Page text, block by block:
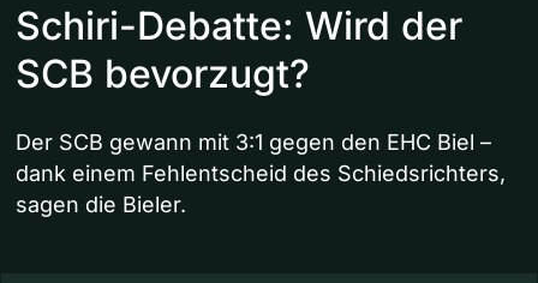
Schiri-Debatte: Wird der
SCB bevorzugt?
Der SCB gewann mit 3:1 gegen den EHC Biel –
dank einem Fehlentscheid des Schiedsrichters,
sagen die Bieler.